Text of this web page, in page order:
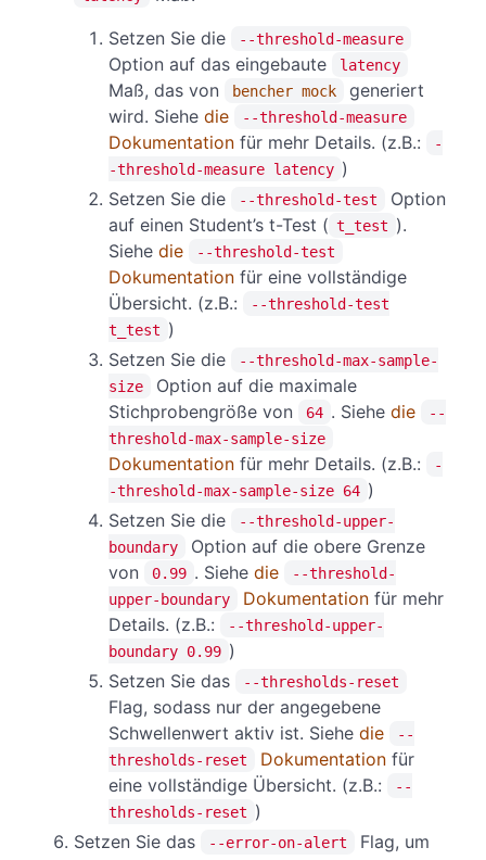
Setzen Sie die
--threshold-measure
Option auf das eingebaute latency
Maß, das von bencher mock
generiert
wird. Siehe die --threshold-measure
Dokumentation für mehr Details. (z.B.:
-
-threshold-measure latency )
Setzen Sie die
--threshold-test
Option
auf einen Student’s t-Test ( t_test ).
Siehe die --threshold-test
Dokumentation für eine vollständige
Übersicht. (z.B.:
--threshold-test
t_test )
Setzen Sie die
--threshold-max-sample-
size
Option auf die maximale
Stichprobengröße von
64 . Siehe die
--
threshold-max-sample-size
Dokumentation für mehr Details. (z.B.:
-
-threshold-max-sample-size 64 )
Setzen Sie die
--threshold-upper-
boundary
Option auf die obere Grenze
von
0.99 . Siehe die
--threshold-
upper-boundary
Dokumentation für mehr
Details. (z.B.:
--threshold-upper-
boundary 0.99 )
Setzen Sie das
--thresholds-reset
Flag, sodass nur der angegebene
Schwellenwert aktiv ist. Siehe die
--
thresholds-reset
Dokumentation für
eine vollständige Übersicht. (z.B.:
--
thresholds-reset )
Setzen Sie das
--error-on-alert
Flag, um